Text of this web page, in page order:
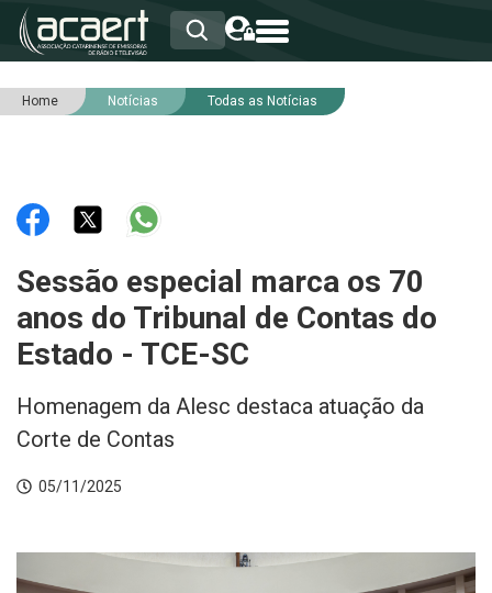
HOME
RNA
NOTÍCIAS
SERVIÇOS
INTEGRIDADE
Home Notícias Todas as Notícias
Sessão especial marca os 70
anos do Tribunal de Contas do
Estado - TCE-SC
Homenagem da Alesc destaca atuação da
Corte de Contas
05/11/2025